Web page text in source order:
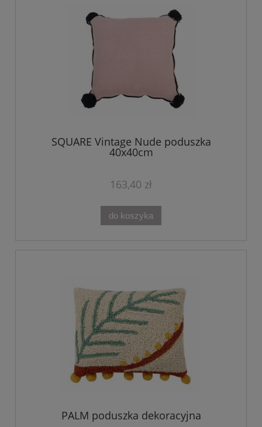
SQUARE Vintage Nude poduszka
40x40cm
163,40 zł
do koszyka
PALM poduszka dekoracyjna